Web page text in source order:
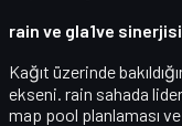
rain ve gla1ve sinerjisi
Kağıt üzerinde
ekseni. rain sahada
map pool planlaması